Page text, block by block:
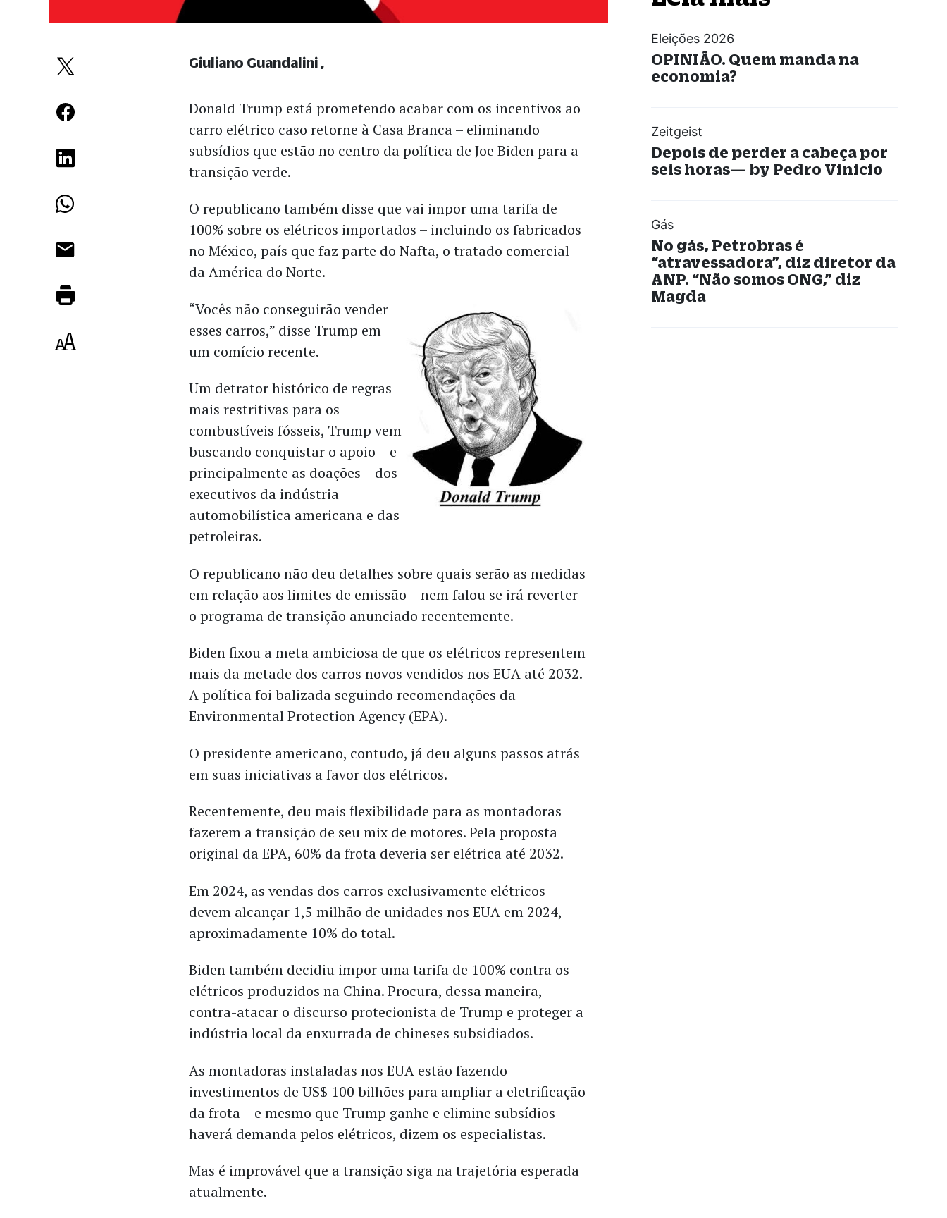
Donald Trump está prometendo acabar com os incentivos ao
carro elétrico caso retorne à Casa Branca – eliminando
subsídios que estão no centro da política de Joe Biden para a
transição verde.
O republicano também disse que vai impor uma tarifa de
100% sobre os elétricos importados – incluindo os fabricados
no México, país que faz parte do Nafta, o tratado comercial
da América do Norte.
“Vocês não conseguirão vender
esses carros,” disse Trump em
um comício recente.
Um detrator histórico de regras
mais restritivas para os
combustíveis fósseis, Trump vem
buscando conquistar o apoio – e
principalmente as doações – dos
executivos da indústria
automobilística americana e das
petroleiras.
O republicano não deu detalhes sobre quais serão as medidas
em relação aos limites de emissão – nem falou se irá reverter
o programa de transição anunciado recentemente.
Biden fixou a meta ambiciosa de que os elétricos representem
mais da metade dos carros novos vendidos nos EUA até 2032.
A política foi balizada seguindo recomendações da
Environmental Protection Agency (EPA).
O presidente americano, contudo, já deu alguns passos atrás
em suas iniciativas a favor dos elétricos.
Recentemente, deu mais flexibilidade para as montadoras
fazerem a transição de seu mix de motores. Pela proposta
original da EPA, 60% da frota deveria ser elétrica até 2032.
Em 2024, as vendas dos carros exclusivamente elétricos
devem alcançar 1,5 milhão de unidades nos EUA em 2024,
aproximadamente 10% do total.
Biden também decidiu impor uma tarifa de 100% contra os
elétricos produzidos na China. Procura, dessa maneira,
contra-atacar o discurso protecionista de Trump e proteger a
indústria local da enxurrada de chineses subsidiados.
As montadoras instaladas nos EUA estão fazendo
investimentos de US$ 100 bilhões para ampliar a eletrificação
da frota – e mesmo que Trump ganhe e elimine subsídios
haverá demanda pelos elétricos, dizem os especialistas.
Mas é improvável que a transição siga na trajetória esperada
atualmente.
Giuliano Guandalini
Eleições 2026
OPINIÃO. Quem manda na
economia?
Zeitgeist
Depois de perder a cabeça por
seis horas— by Pedro Vinicio
Gás
No gás, Petrobras é
“atravessadora”, diz diretor da
ANP. “Não somos ONG,” diz
Magda